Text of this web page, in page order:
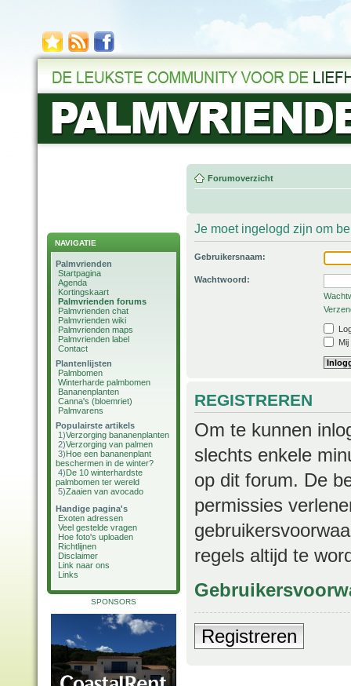
NAVIGATIE
Palmvrienden
Startpagina
Agenda
Kortingskaart
Palmvrienden forums
Palmvrienden chat
Palmvrienden wiki
Palmvrienden maps
Palmvrienden label
Contact
Plantenlijsten
Palmbomen
Winterharde palmbomen
Bananenplanten
Canna's (bloemriet)
Palmvarens
Populairste artikels
1)Verzorging bananenplanten
2)Verzorging van palmen
3)Hoe een bananenplant
beschermen in de winter?
4)De 10 winterhardste
palmbomen ter wereld
5)Zaaien van avocado
Handige pagina's
Exoten adressen
Veel gestelde vragen
Hoe foto's uploaden
Richtlijnen
Disclaimer
Link naar ons
Links
SPONSORS
Forumoverzicht
Je moet ingelogd zijn om
Gebruikersnaam:
Wachtwoord:
REGISTREREN
Om te kunnen
slechts enkele
op dit forum. De
permissies
regels altijd te
Registreren